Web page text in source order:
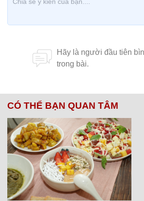
CÓ THỂ BẠN QUAN TÂM